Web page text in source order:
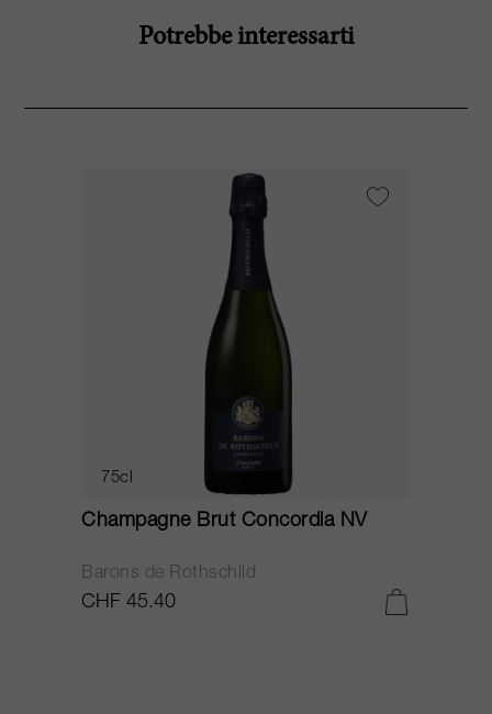
Potrebbe interessarti
75cl
Champagne Brut Concordia NV
Barons de Rothschild
CHF 45.40